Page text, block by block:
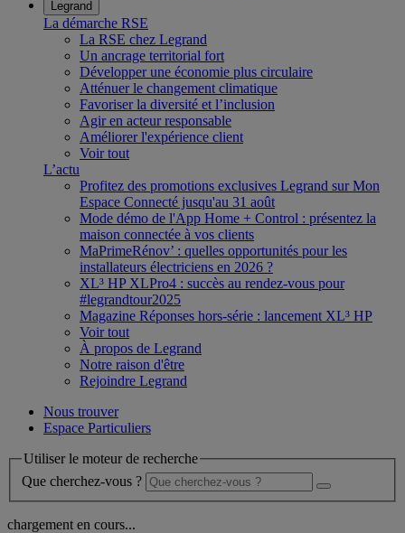
Legrand
La démarche RSE
La RSE chez Legrand
Un ancrage territorial fort
Développer une économie plus circulaire
Atténuer le changement climatique
Favoriser la diversité et l’inclusion
Agir en acteur responsable
Améliorer l'expérience client
Voir tout
L’actu
Profitez des promotions exclusives Legrand sur Mon
Espace Connecté jusqu'au 31 août
Mode démo de l'App Home + Control : présentez la
maison connectée à vos clients
MaPrimeRénov’ : quelles opportunités pour les
installateurs électriciens en 2026 ?
XL³ HP XLPro4 : succès au rendez-vous pour
#legrandtour2025
Magazine Réponses hors-série : lancement XL³ HP
Voir tout
À propos de Legrand
Notre raison d'être
Rejoindre Legrand
Nous trouver
Espace Particuliers
Utiliser le moteur de recherche
Que cherchez-vous ?
chargement en cours...